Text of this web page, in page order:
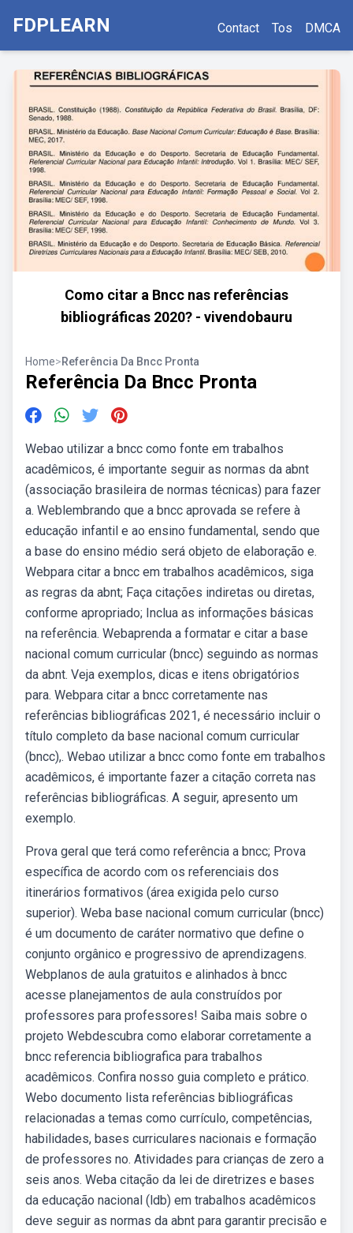
FDPLEARN Contact Tos DMCA
Como citar a Bncc nas referências
bibliográficas 2020? - vivendobauru
Home>Referência Da Bncc Pronta
Referência Da Bncc Pronta
Webao utilizar a bncc como fonte em trabalhos
acadêmicos, é importante seguir as normas da abnt
(associação brasileira de normas técnicas) para fazer
a. Weblembrando que a bncc aprovada se refere à
educação infantil e ao ensino fundamental, sendo que
a base do ensino médio será objeto de elaboração e.
Webpara citar a bncc em trabalhos acadêmicos, siga
as regras da abnt; Faça citações indiretas ou diretas,
conforme apropriado; Inclua as informações básicas
na referência. Webaprenda a formatar e citar a base
nacional comum curricular (bncc) seguindo as normas
da abnt. Veja exemplos, dicas e itens obrigatórios
para. Webpara citar a bncc corretamente nas
referências bibliográficas 2021, é necessário incluir o
título completo da base nacional comum curricular
(bncc),. Webao utilizar a bncc como fonte em trabalhos
acadêmicos, é importante fazer a citação correta nas
referências bibliográficas. A seguir, apresento um
exemplo.
Prova geral que terá como referência a bncc; Prova
específica de acordo com os referenciais dos
itinerários formativos (área exigida pelo curso
superior). Weba base nacional comum curricular (bncc)
é um documento de caráter normativo que define o
conjunto orgânico e progressivo de aprendizagens.
Webplanos de aula gratuitos e alinhados à bncc
acesse planejamentos de aula construídos por
professores para professores! Saiba mais sobre o
projeto Webdescubra como elaborar corretamente a
bncc referencia bibliografica para trabalhos
acadêmicos. Confira nosso guia completo e prático.
Webo documento lista referências bibliográficas
relacionadas a temas como currículo, competências,
habilidades, bases curriculares nacionais e formação
de professores no. Atividades para crianças de zero a
seis anos. Weba citação da lei de diretrizes e bases
da educação nacional (ldb) em trabalhos acadêmicos
deve seguir as normas da abnt para garantir precisão e